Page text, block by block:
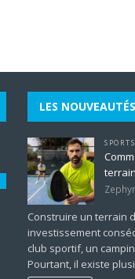
LES NOUVEAUTÉS
SPORTS
Construire un terrain
investissement
club sportif, un
Pourtant, il existe